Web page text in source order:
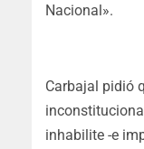
Nacional».
Carbajal pidió
inhabilite -e